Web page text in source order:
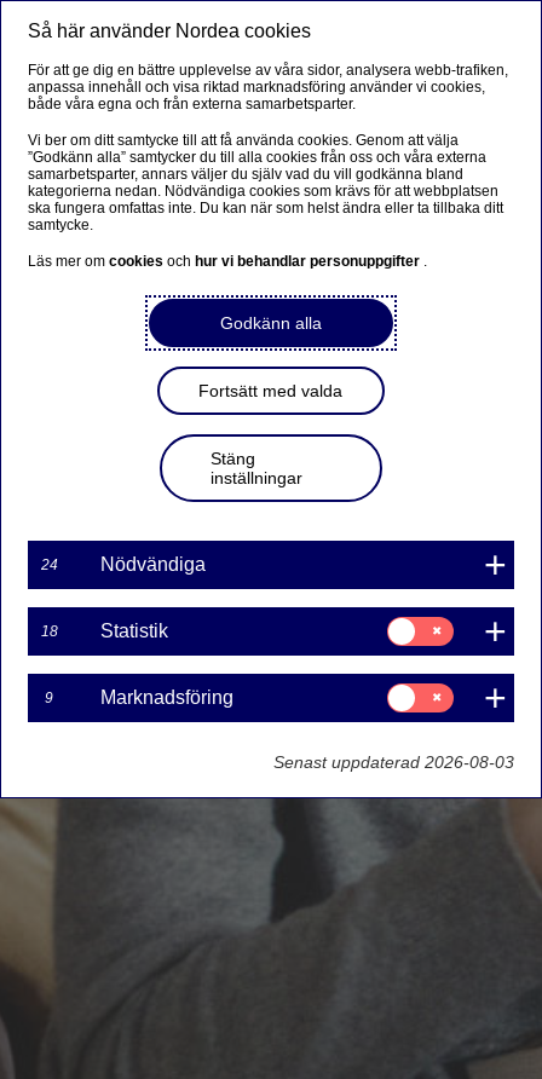
Så här använder Nordea cookies
För att ge dig en bättre upplevelse av våra sidor, analysera webb-trafiken,
anpassa innehåll och visa riktad marknadsföring använder vi cookies,
både våra egna och från externa samarbetsparter.
Vi ber om ditt samtycke till att få använda cookies. Genom att välja
”Godkänn alla” samtycker du till alla cookies från oss och våra externa
samarbetsparter, annars väljer du själv vad du vill godkänna bland
kategorierna nedan. Nödvändiga cookies som krävs för att webbplatsen
ska fungera omfattas inte. Du kan när som helst ändra eller ta tillbaka ditt
samtycke.
Läs mer omcookiesoch hur vi behandlar personuppgifter .
Godkänn alla
Fortsätt med valda
Stäng
inställningar
24 Nödvändiga
18 Statistik
Samtycke
för:
Statistik
9 Marknadsföring
Samtycke
för:
Marknadsföring
Senast uppdaterad 2026-08-03